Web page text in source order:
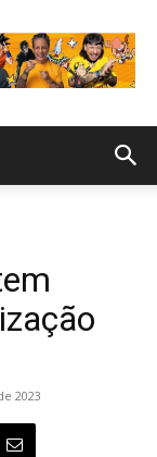
2023